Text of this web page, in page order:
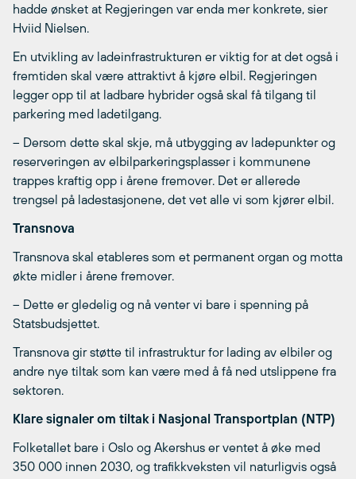
hadde ønsket at Regjeringen var enda mer konkrete, sier
Hviid Nielsen.
En utvikling av ladeinfrastrukturen er viktig for at det også i
fremtiden skal være attraktivt å kjøre elbil. Regjeringen
legger opp til at ladbare hybrider også skal få tilgang til
parkering med ladetilgang.
– Dersom dette skal skje, må utbygging av ladepunkter og
reserveringen av elbilparkeringsplasser i kommunene
trappes kraftig opp i årene fremover. Det er allerede
trengsel på ladestasjonene, det vet alle vi som kjører elbil.
Transnova
Transnova skal etableres som et permanent organ og motta
økte midler i årene fremover.
– Dette er gledelig og nå venter vi bare i spenning på
Statsbudsjettet.
Transnova gir støtte til infrastruktur for lading av elbiler og
andre nye tiltak som kan være med å få ned utslippene fra
sektoren.
Klare signaler om tiltak i Nasjonal Transportplan (NTP)
Folketallet bare i Oslo og Akershus er ventet å øke med
350 000 innen 2030, og trafikkveksten vil naturligvis også